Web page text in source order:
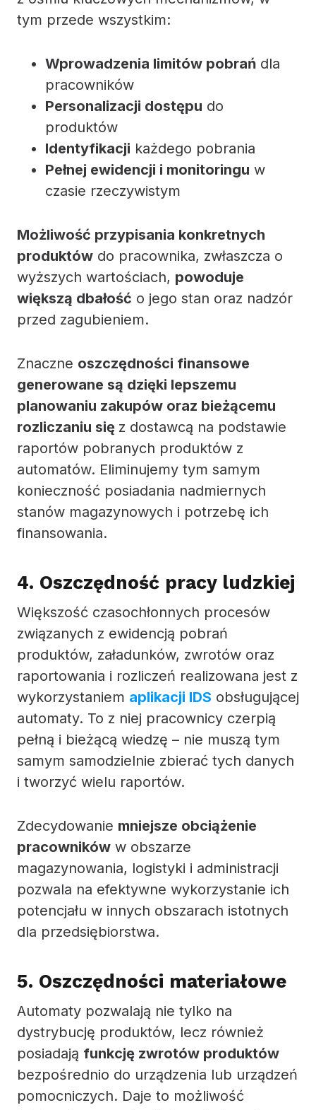
tym przede wszystkim:
Wprowadzenia limitów pobrań dla
pracowników
Personalizacji dostępu do
produktów
Identyfikacji każdego pobrania
Pełnej ewidencji i monitoringu w
czasie rzeczywistym
Możliwość przypisania konkretnych
produktów do pracownika, zwłaszcza o
wyższych wartościach, powoduje
większą dbałość o jego stan oraz nadzór
przed zagubieniem.
Znaczne oszczędności finansowe
generowane są dzięki lepszemu
planowaniu zakupów oraz bieżącemu
rozliczaniu się z dostawcą na podstawie
raportów pobranych produktów z
automatów. Eliminujemy tym samym
konieczność posiadania nadmiernych
stanów magazynowych i potrzebę ich
finansowania.
4. Oszczędność pracy ludzkiej
Większość czasochłonnych procesów
związanych z ewidencją pobrań
produktów, załadunków, zwrotów oraz
raportowania i rozliczeń realizowana jest z
wykorzystaniem aplikacji IDS obsługującej
automaty. To z niej pracownicy czerpią
pełną i bieżącą wiedzę – nie muszą tym
samym samodzielnie zbierać tych danych
i tworzyć wielu raportów.
Zdecydowanie mniejsze obciążenie
pracowników w obszarze
magazynowania, logistyki i administracji
pozwala na efektywne wykorzystanie ich
potencjału w innych obszarach istotnych
dla przedsiębiorstwa.
5. Oszczędności materiałowe
Automaty pozwalają nie tylko na
dystrybucję produktów, lecz również
posiadają funkcję zwrotów produktów
bezpośrednio do urządzenia lub urządzeń
pomocniczych. Daje to możliwość